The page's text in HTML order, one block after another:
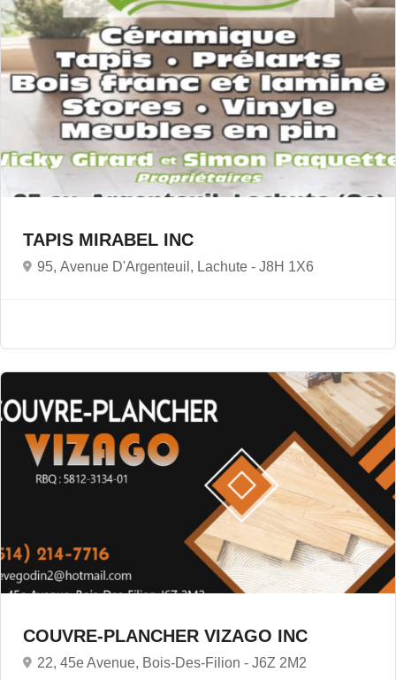
TAPIS MIRABEL INC
95, Avenue D'Argenteuil, Lachute - J8H 1X6
COUVRE-PLANCHER VIZAGO INC
22, 45e Avenue, Bois-Des-Filion - J6Z 2M2